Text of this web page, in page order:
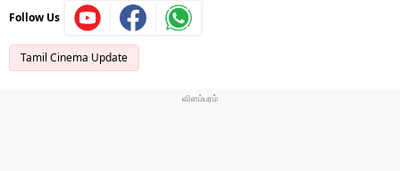
Follow Us
Tamil Cinema Update